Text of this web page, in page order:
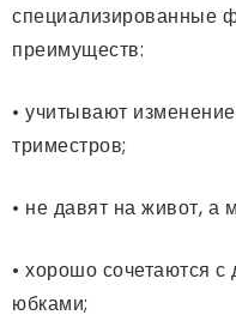
специализированные
преимуществ:
• учитывают
триместров;
• не давят на живот, а
• хорошо сочетаются
юбками;